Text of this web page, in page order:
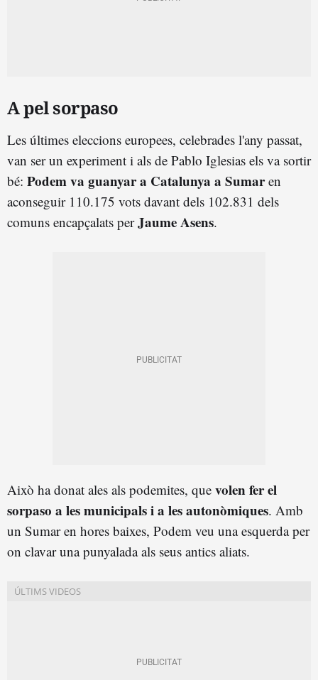
A pel sorpaso
Les últimes eleccions europees, celebrades l'any passat,
van ser un experiment i als de Pablo Iglesias els va sortir
bé: Podem va guanyar a Catalunya a Sumaren
aconseguir 110.175 vots davant dels 102.831 dels
comuns encapçalats perJaume Asens.
Això ha donat ales als podemites, que volen fer el
sorpaso a les municipals i a les autonòmiques. Amb
un Sumar en hores baixes, Podem veu una esquerda per
on clavar una punyalada als seus antics aliats.